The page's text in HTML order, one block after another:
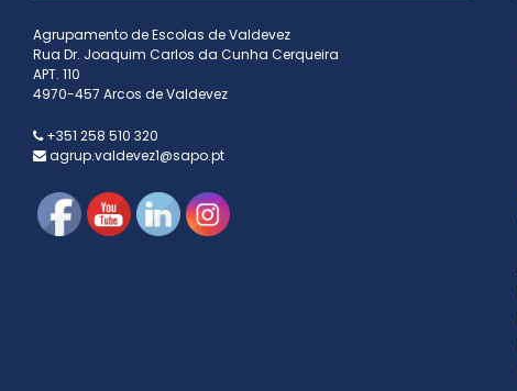
Agrupamento de Escolas de Valdevez
Rua Dr. Joaquim Carlos da Cunha Cerqueira
APT. 110
4970-457 Arcos de Valdevez
+351 258 510 320
agrup.valdevez1@sapo.pt